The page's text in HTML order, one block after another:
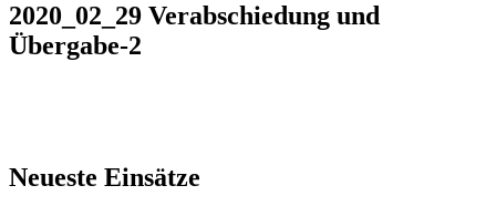
2020_02_29 Verabschiedung und
Übergabe-2
Neueste Einsätze